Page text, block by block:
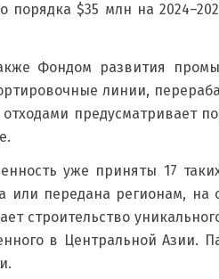
$35 млн на
Фондом развития
линии,
предусматривает
уже приняты 17
или передана регионам, на
строительство
в Центральной Азии.